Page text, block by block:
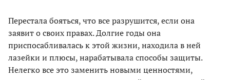
Перестала бояться, что все разрушится, если она
заявит о своих правах. Долгие годы она
приспосабливалась к этой жизни, находила в ней
лазейки и плюсы, нарабатывала способы защиты.
Нелегко все это заменить новыми ценностями,